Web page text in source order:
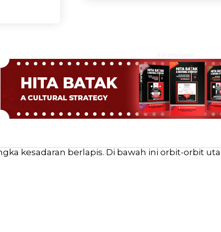
Advertisement
kesadaran berlapis. Di bawah ini orbit-orbit